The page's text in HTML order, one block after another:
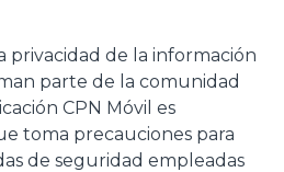
privacidad de la información
parte de la comunidad
CPN Móvil es
toma precauciones para
de seguridad empleadas